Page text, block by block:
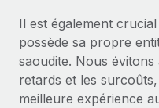
Il est également
possède sa propre
saoudite. Nous évitons
retards et les
meilleure expérience